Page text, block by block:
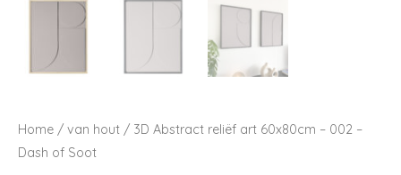
Home / van hout / 3D Abstract reliëf art 60x80cm – 002 –
Dash of Soot